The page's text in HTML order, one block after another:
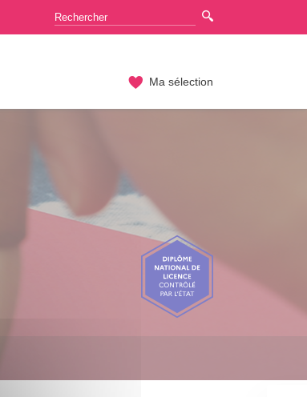
Ma sélection